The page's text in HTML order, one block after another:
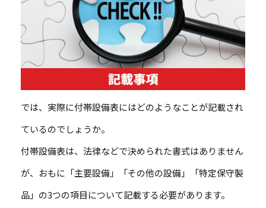
では、実際に付帯設備表にはどのようなことが記載され
ているのでしょうか。
付帯設備表は、法律などで決められた書式はありません
が、おもに「主要設備」「その他の設備」「特定保守製
品」の3つの項目について記載する必要があります。